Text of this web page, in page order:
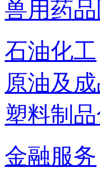
兽用药品
石油化工
原油及
塑料制品
金融服务